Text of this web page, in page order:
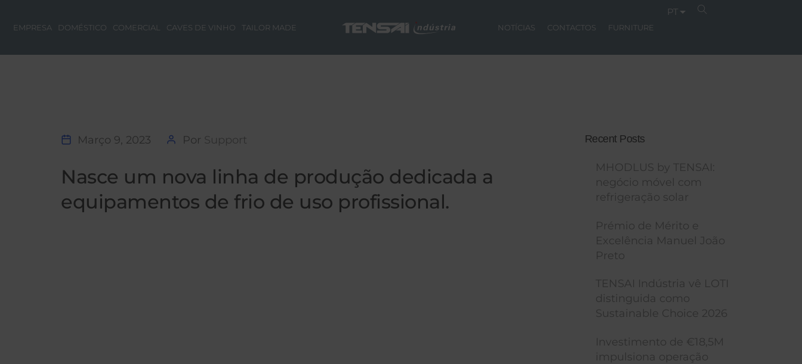
EMPRESA DOMÉSTICO COMERCIAL CAVES DE VINHO TAILOR MADE NOTÍCIAS CONTACTOS FURNITURE
PT
Março 9, 2023 Por Support
Nasce um nova linha de produção dedicada a
equipamentos de frio de uso profissional.
Recent Posts
MHODLUS by TENSAI:
negócio móvel com
refrigeração solar
Prémio de Mérito e
Excelência Manuel João
Preto
TENSAI Indústria vê LOTI
distinguida como
Sustainable Choice 2026
Investimento de €18,5M
impulsiona operação